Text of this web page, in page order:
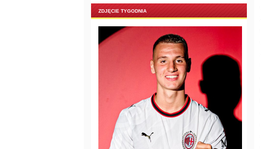
ZDJĘCIE TYGODNIA